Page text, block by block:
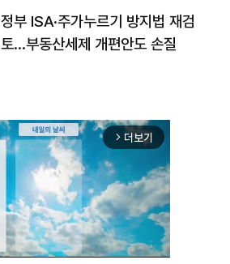
정부 ISA·주가누르기 방지법 재검
토…부동산세제 개편안도 손질
arrow_forward_ios 더보기